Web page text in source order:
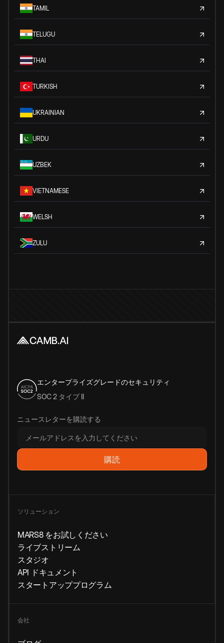
TAMIL
TELUGU
THAI
TURKISH
UKRAINIAN
URDU
UZBEK
VIETNAMESE
WELSH
ZULU
エンタープライズグレードのセキュリティ
SOC 2 タイプ II
ニュースレターを購読する
ソリューション
MARS8 をお試しください
ライブストリーム
スタジオ
API ドキュメント
スタートアッププログラム
会社